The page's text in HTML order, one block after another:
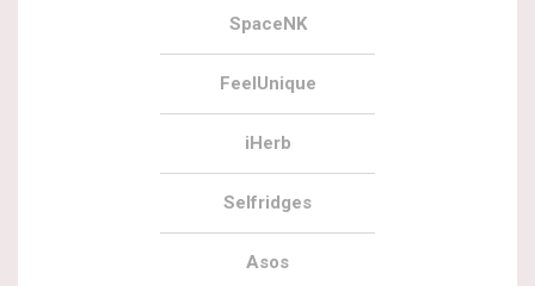
SpaceNK
FeelUnique
iHerb
Selfridges
Asos